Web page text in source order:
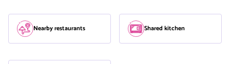
Nearby restaurants Shared kitchen